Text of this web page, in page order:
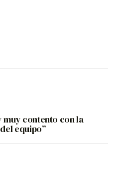
muy contento con la
equipo”